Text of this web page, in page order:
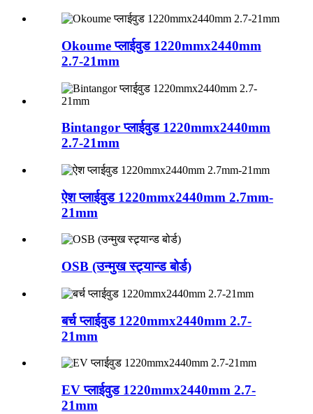
Okoume प्लाईवुड 1220mmx2440mm
2.7-21mm
Bintangor प्लाईवुड 1220mmx2440mm
2.7-21mm
ऐश प्लाईवुड 1220mmx2440mm 2.7mm-
21mm
OSB (उन्मुख स्ट्र्यान्ड बोर्ड)
बर्च प्लाईवुड 1220mmx2440mm 2.7-
21mm
EV प्लाईवुड 1220mmx2440mm 2.7-
21mm